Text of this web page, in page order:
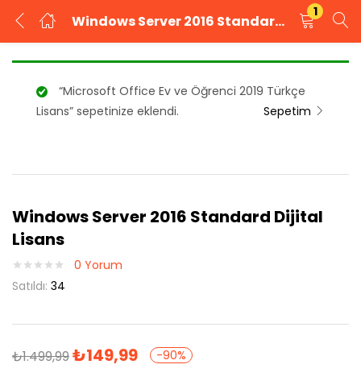
Windows Server 2016 Standard Dijital Lisans
1
GIRIŞ YAP
KAYIT OL
Kullanıcı adınızı ve şifrenizi girin.
Beni Hatırla Şifrenizi mi unuttunuz?
“Microsoft Office Ev ve Öğrenci 2019 Türkçe
Lisans” sepetinize eklendi.
Sepetim
Windows Server 2016 Standard Dijital
Lisans
0 Yorum
Satıldı: 34
₺1.499,99₺149,99 -90%